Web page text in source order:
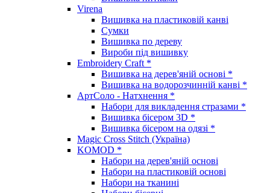
Virena
Вишивка на пластиковій канві
Сумки
Вишивка по дереву
Вироби під вишивку
Embroidery Craft *
Вишивка на дерев'яній основі *
Вишивка на водорозчинній канві *
АртСоло - Натхнення *
Набори для викладення стразами *
Вишивка бісером 3D *
Вишивка бісером на одязі *
Magic Cross Stitch (Україна)
KOMOD *
Набори на дерев'яній основі
Набори на пластиковій основі
Набори на тканині